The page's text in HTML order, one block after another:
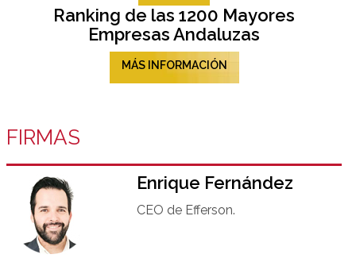
Ranking de las 1200 Mayores
Empresas Andaluzas
MÁS INFORMACIÓN
FIRMAS
Enrique Fernández
CEO de Efferson.